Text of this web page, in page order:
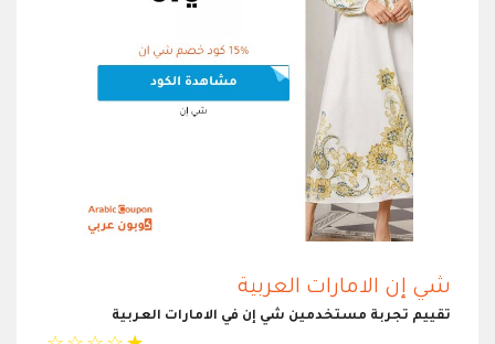
شي إن الامارات العربية
تقييم تجربة مستخدمين شي إن في الامارات العربية